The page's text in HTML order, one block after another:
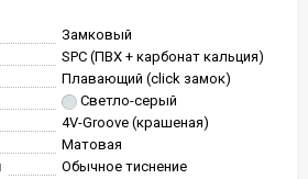
Замковый
SPC (ПВХ + карбонат кальция)
Плавающий (click замок)
Светло-серый
4V-Groove (крашеная)
Матовая
Обычное тиснение